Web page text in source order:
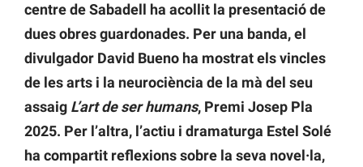
centre de Sabadell ha acollit la presentació de
dues obres guardonades. Per una banda, el
divulgador David Bueno ha mostrat els vincles
de les arts i la neurociència de la mà del seu
assaig L’art de ser humans, Premi Josep Pla
2025. Per l’altra, l’actiu i dramaturga Estel Solé
ha compartit reflexions sobre la seva novel·la,